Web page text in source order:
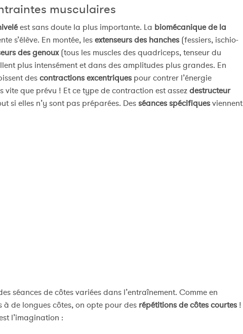
musculaires
est sans doute la plus importante. La biomécanique de la
s’élève. En montée, lesextenseurs des hanches (fessiers, ischio-
des genoux(tous les muscles des quadriceps, tenseur du
plus intensément et dans des amplitudes plus grandes. En
descontractions excentriques pour contrer l’énergie
vite que prévu ! Et ce type de contraction est assezdestructeur
si elles n’y sont pas préparées. Desséances spécifiquesviennent
séances de côtes variées dans l’entraînement. Comme en
de longues côtes, on opte pour des répétitions de côtes courtes !
l’imagination :